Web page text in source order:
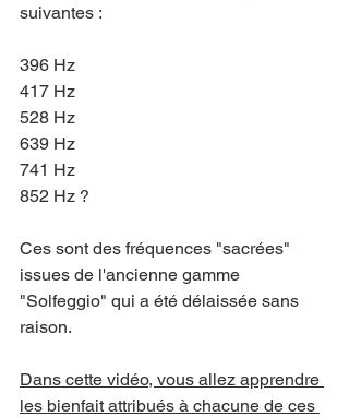
suivantes :
396 Hz
417 Hz
528 Hz
639 Hz
741 Hz
852 Hz ?
Ces sont des fréquences "sacrées"
issues de l'ancienne gamme
"Solfeggio" qui a été délaissée sans
raison.
Dans cette vidéo, vous allez apprendre
les bienfait attribués à chacune de ces